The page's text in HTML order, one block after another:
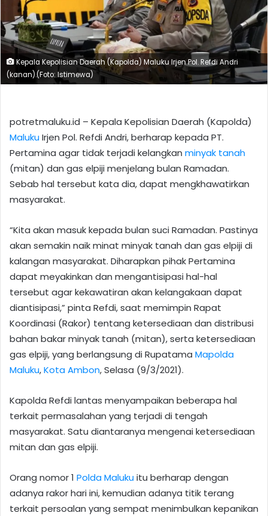
Kepala Kepolisian Daerah (Kapolda) Maluku Irjen Pol. Refdi Andri
(kanan).(Foto: Istimewa)
potretmaluku.id – Kepala Kepolisian Daerah (Kapolda)
MalukuIrjen Pol. Refdi Andri, berharap kepada PT.
Pertamina agar tidak terjadi kelangkan minyak tanah
(mitan) dan gas elpiji menjelang bulan Ramadan.
Sebab hal tersebut kata dia, dapat mengkhawatirkan
masyarakat.
“Kita akan masuk kepada bulan suci Ramadan. Pastinya
akan semakin naik minat minyak tanah dan gas elpiji di
kalangan masyarakat. Diharapkan pihak Pertamina
dapat meyakinkan dan mengantisipasi hal-hal
tersebut agar kekawatiran akan kelangakaan dapat
diantisipasi,” pinta Refdi, saat memimpin Rapat
Koordinasi (Rakor) tentang ketersediaan dan distribusi
bahan bakar minyak tanah (mitan), serta ketersediaan
gas elpiji, yang berlangsung di Rupatama Mapolda
Maluku,Kota Ambon, Selasa (9/3/2021).
Kapolda Refdi lantas menyampaikan beberapa hal
terkait permasalahan yang terjadi di tengah
masyarakat. Satu diantaranya mengenai ketersediaan
mitan dan gas elpiji.
Orang nomor 1 Polda Malukuitu berharap dengan
adanya rakor hari ini, kemudian adanya titik terang
terkait persoalan yang sempat menimbulkan kepanikan